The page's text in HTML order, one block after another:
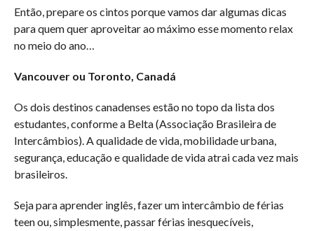
Então, prepare os cintos porque vamos dar algumas dicas
para quem quer aproveitar ao máximo esse momento relax
no meio do ano…
Vancouver ou Toronto, Canadá
Os dois destinos canadenses estão no topo da lista dos
estudantes, conforme a Belta (Associação Brasileira de
Intercâmbios). A qualidade de vida, mobilidade urbana,
segurança, educação e qualidade de vida atrai cada vez mais
brasileiros.
Seja para aprender inglês, fazer um intercâmbio de férias
teen ou, simplesmente, passar férias inesquecíveis,